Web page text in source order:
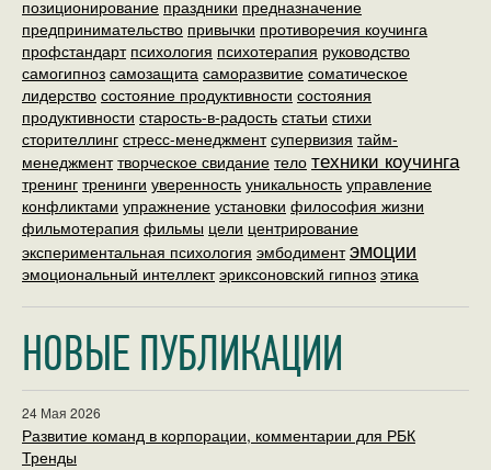
позиционирование праздники предназначение
предпринимательство привычки противоречия коучинга
профстандарт психология психотерапия руководство
самогипноз самозащита саморазвитие соматическое
лидерство состояние продуктивности состояния
продуктивности старость-в-радость статьи стихи
сторителлинг стресс-менеджмент супервизия тайм-
менеджмент творческое свидание тело техники коучинга
тренинг тренинги уверенность уникальность управление
конфликтами упражнение установки философия жизни
фильмотерапия фильмы цели центрирование
экспериментальная психология эмбодимент эмоции
эмоциональный интеллект эриксоновский гипноз этика
НОВЫЕ ПУБЛИКАЦИИ
24 Мая 2026
Развитие команд в корпорации, комментарии для РБК
Тренды